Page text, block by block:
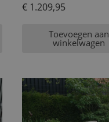
€1.209,95
Toevoegen aan
winkelwagen